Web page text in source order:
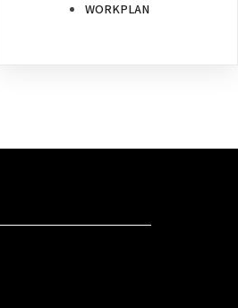
WORKPLAN